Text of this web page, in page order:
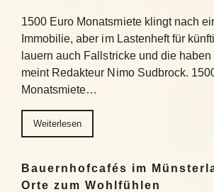
1500 Euro Monatsmiete klingt nach
Immobilie, aber im Lastenheft für
lauern auch Fallstricke und die
meint Redakteur Nimo Sudbrock.
Monatsmiete…
Weiterlesen
Bauernhofcafés im
Orte zum Wohlfühlen